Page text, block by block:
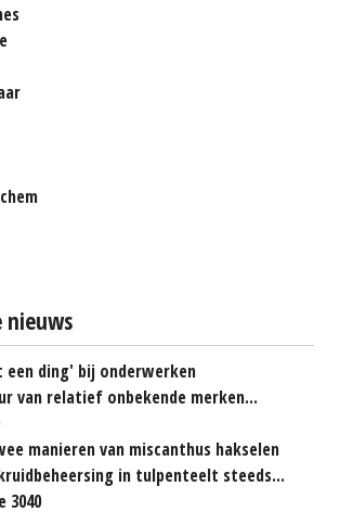
nieuws
een ding' bij onderwerken
van relatief onbekende merken...
manieren van miscanthus hakselen
in tulpenteelt steeds...
3040